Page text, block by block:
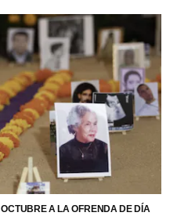
A LA OFRENDA DE DÍA